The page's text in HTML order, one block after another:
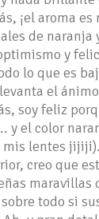
¡el aroma
de naranja
y
lo que es
el
soy feliz
y el color
mis lentes
creo que
maravillas
todo si